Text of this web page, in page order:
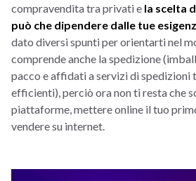
compravendita tra privati e la scelta
può che dipendere dalle tue
dato diversi spunti per orientarti nel
comprende anche la spedizione
pacco e affidati a servizi di spedizioni
efficienti), perciò ora non ti resta che
piattaforme, mettere online il tuo
vendere su internet.